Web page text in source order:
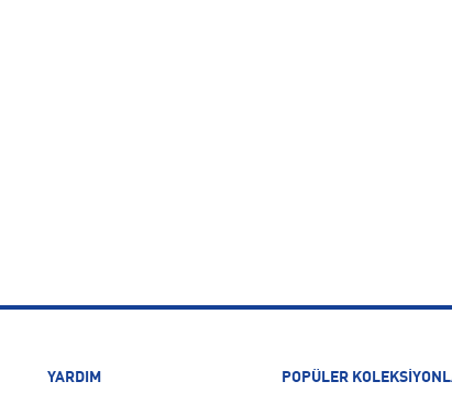
YARDIM POPÜLER